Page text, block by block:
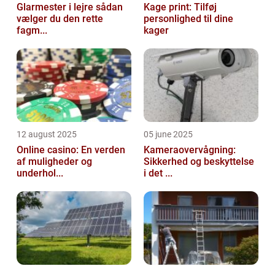
Glarmester i lejre sådan
vælger du den rette
fagm...
Kage print: Tilføj
personlighed til dine
kager
12 august 2025
Online casino: En verden
af muligheder og
underhol...
05 june 2025
Kameraovervågning:
Sikkerhed og beskyttelse
i det ...